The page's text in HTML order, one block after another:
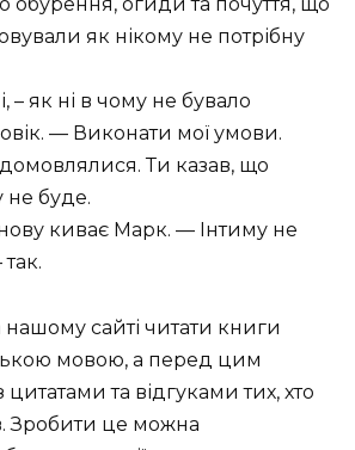
обурення, огиди та почуття, що
як нікому не потрібну
– як ні в чому не бувало
— Виконати мої умови.
Ти казав, що
не буде.
киває Марк. — Інтиму не
сайті читати книги
мовою, а перед цим
та відгуками тих, хто
Зробити це можна